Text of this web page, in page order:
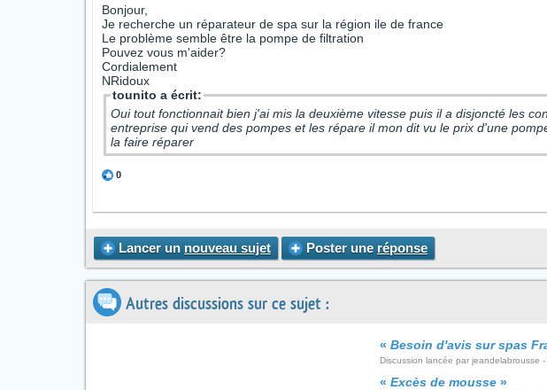
Bonjour,
Je recherche un réparateur de spa sur la région ile de france
Le problème semble être la pompe de filtration
Pouvez vous m'aider?
Cordialement
NRidoux
tounito a écrit:
Oui tout fonctionnait bien j'ai mis la deuxième vitesse puis il a disjoncté les
entreprise qui vend des pompes et les répare il mon dit vu le prix d'une
la faire réparer
0
Lancer un nouveau sujet Poster une réponse
Autres discussions sur ce sujet :
« Besoin d'avis sur spas
Discussion lancée par jeandelabrousse
« Excès de mousse »